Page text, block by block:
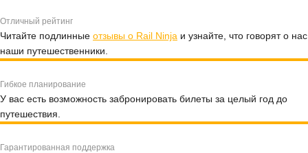
Отличный рейтинг
Читайте подлинные отзывы о Rail Ninja и узнайте, что говорят о нас
наши путешественники.
Гибкое планирование
У вас есть возможность забронировать билеты за целый год до
путешествия.
Гарантированная поддержка